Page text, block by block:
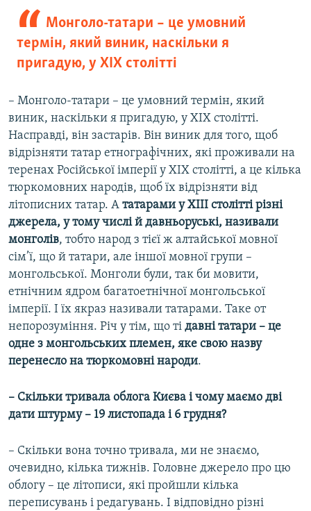
Монголо-татари – це умовний
термін, який виник, наскільки я
пригадую, у ХІХ столітті
– Монголо-татари – це умовний термін, який
виник, наскільки я пригадую, у ХІХ столітті.
Насправді, він застарів. Він виник для того, щоб
відрізняти татар етнографічних, які проживали на
теренах Російської імперії у ХІХ столітті, а це кілька
тюркомовних народів, щоб їх відрізняти від
літописних татар. А татарами у ХІІІ столітті різні
джерела, у тому числі й давньоруські, називали
монголів, тобто народ з тієї ж алтайської мовної
сім’ї, що й татари, але іншої мовної групи –
монгольської. Монголи були, так би мовити,
етнічним ядром багатоетнічної монгольської
імперії. І їх якраз називали татарами. Таке от
непорозуміння. Річ у тім, що ті давні татари – це
одне з монгольських племен, яке свою назву
перенесло на тюркомовні народи.
– Скільки тривала облога Києва і чому маємо дві
дати штурму – 19 листопада і 6 грудня?
– Скільки вона точно тривала, ми не знаємо,
очевидно, кілька тижнів. Головне джерело про цю
облогу – це літописи, які пройшли кілька
переписувань і редагувань. І відповідно різні